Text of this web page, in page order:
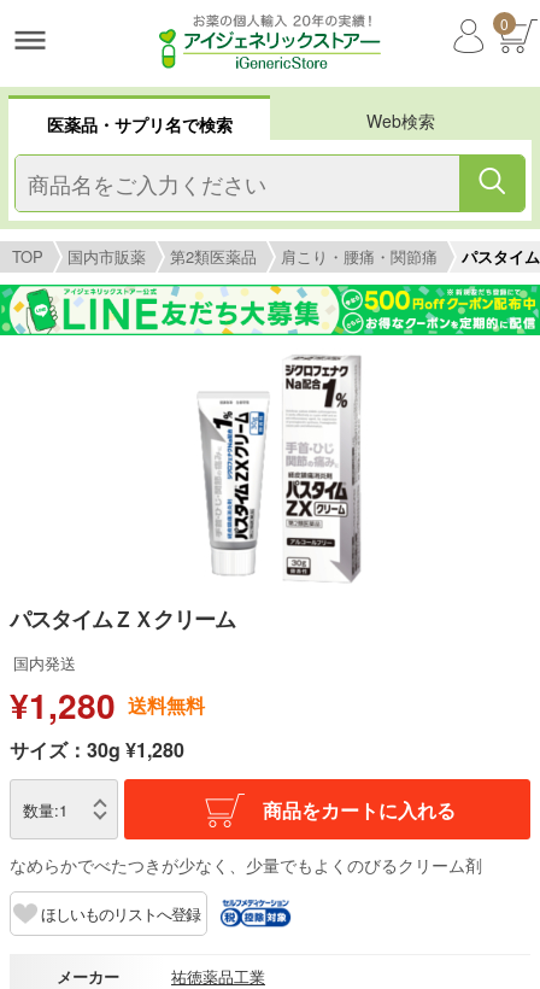
0
医薬品・サプリ名で検索 Web検索
TOP 国内市販薬 第2類医薬品 肩こり・腰痛・関節痛 パスタイ
パスタイムＺＸクリーム
国内発送
¥1,280 送料無料
サイズ：30g ¥1,280
数量:1 商品をカートに入れる
なめらかでべたつきが少なく、少量でもよくのびるクリーム剤
ほしいものリストへ登録
メーカー
祐徳薬品工業